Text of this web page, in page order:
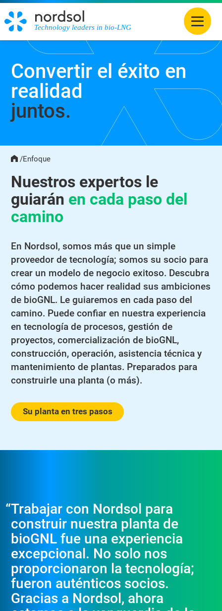
Technology leaders in bio-LNG
Convertir el éxito en
realidad
juntos.
Home
/Enfoque
Nuestros expertos le
guiarán en cada paso del
camino
En Nordsol, somos más que un simple
proveedor de tecnología; somos su socio para
crear un modelo de negocio exitoso. Descubra
cómo podemos hacer realidad sus ambiciones
de bioGNL. Le guiaremos en cada paso del
camino. Puede confiar en nuestra experiencia
en tecnología de procesos, gestión de
proyectos, comercialización de bioGNL,
construcción, operación, asistencia técnica y
mantenimiento de plantas. Preparados para
construirle una planta (o más).
Su planta en tres pasos
“Trabajar con Nordsol para
construir nuestra planta de
bioGNL fue una experiencia
excepcional. No solo nos
proporcionaron la tecnología;
fueron auténticos socios.
Gracias a Nordsol, ahora